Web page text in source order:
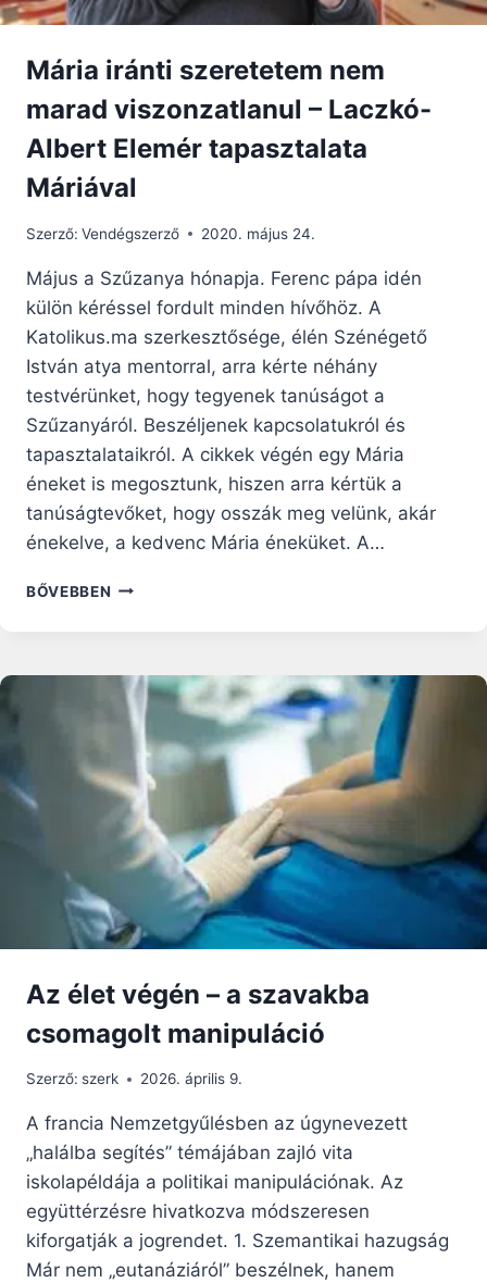
Mária iránti szeretetem nem
marad viszonzatlanul – Laczkó-
Albert Elemér tapasztalata
Máriával
Szerző: Vendégszerző 2020. május 24.
Május a Szűzanya hónapja. Ferenc pápa idén
külön kéréssel fordult minden hívőhöz. A
Katolikus.ma szerkesztősége, élén Szénégető
István atya mentorral, arra kérte néhány
testvérünket, hogy tegyenek tanúságot a
Szűzanyáról. Beszéljenek kapcsolatukról és
tapasztalataikról. A cikkek végén egy Mária
éneket is megosztunk, hiszen arra kértük a
tanúságtevőket, hogy osszák meg velünk, akár
énekelve, a kedvenc Mária éneküket. A…
BŐVEBBEN MÁRIA
MARAD
VISZONZATLANUL
LACZKÓ-
ALBERT
ELEMÉR
TAPASZTALATA
MÁRIÁVAL
Az élet végén – a szavakba
csomagolt manipuláció
Szerző: szerk 2026. április 9.
A francia Nemzetgyűlésben az úgynevezett
„halálba segítés” témájában zajló vita
iskolapéldája a politikai manipulációnak. Az
együttérzésre hivatkozva módszeresen
kiforgatják a jogrendet. 1. Szemantikai hazugság
Már nem „eutanáziáról” beszélnek, hanem